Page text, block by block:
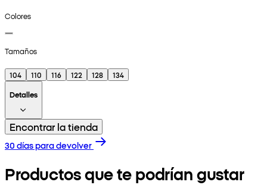
Colores
Tamaños
104 110 116 122 128
134
Detalles
Encontrar la tienda
30 días para devolver
Productos que te podrían gustar